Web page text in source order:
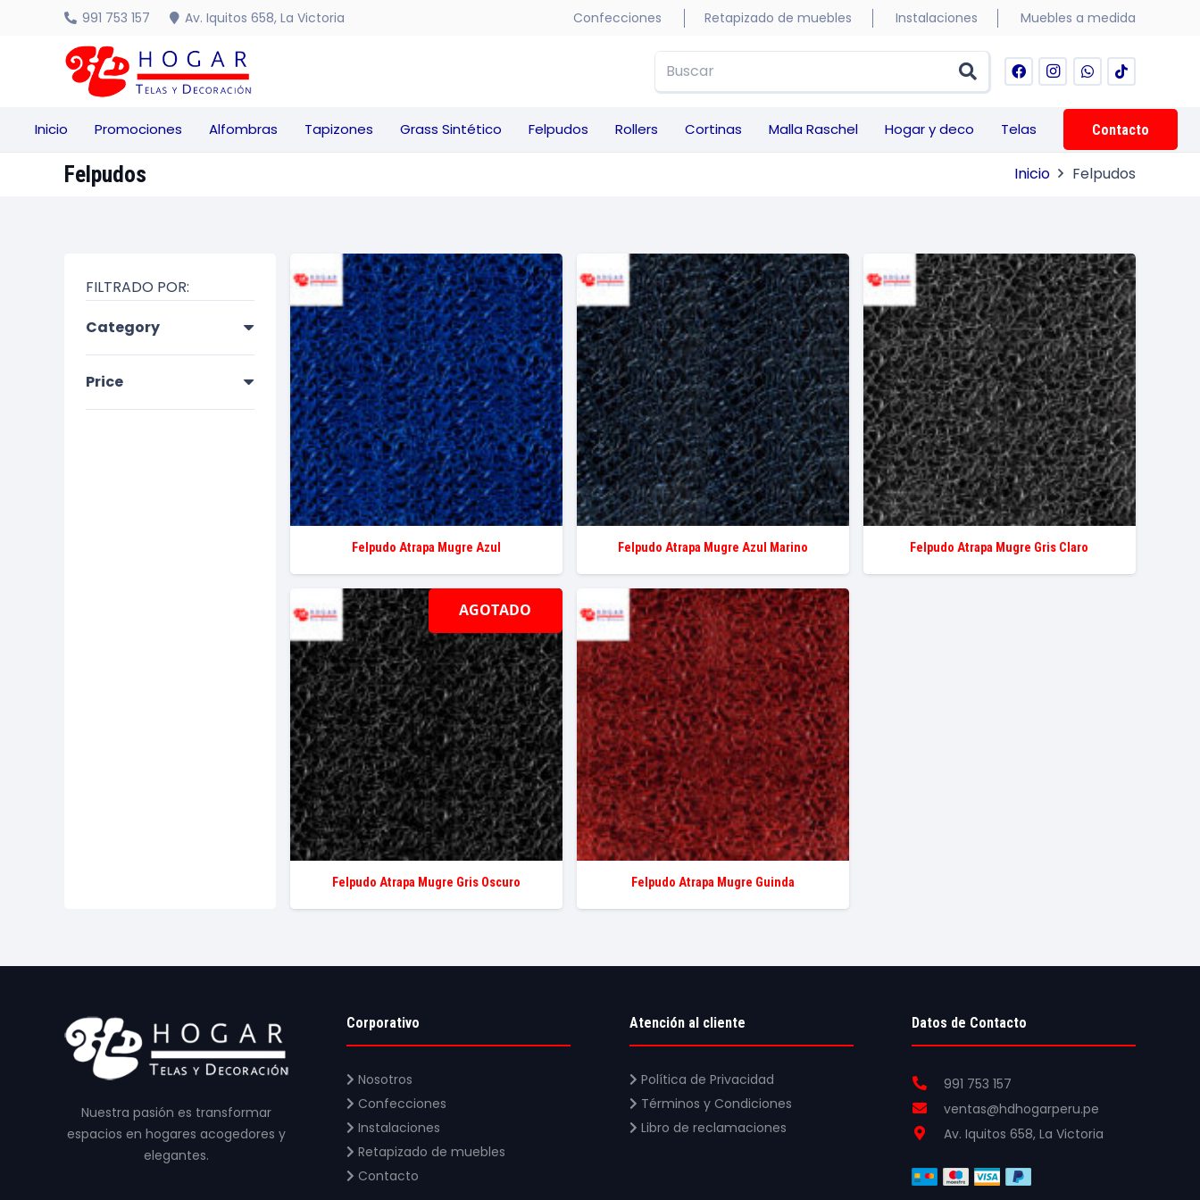
991 753 157 Av. Iquitos 658, La Victoria Confecciones Retapizado de muebles Instalaciones Muebles a medida
Inicio Promociones Alfombras Tapizones Grass Sintético Felpudos Rollers Cortinas Malla Raschel Hogar y deco Telas Contacto
Felpudos Inicio Felpudos
FILTRADO POR:
Category
Price
Felpudo Atrapa Mugre Azul Felpudo Atrapa Mugre Azul Marino Felpudo Atrapa Mugre Gris Claro
AGOTADO
Felpudo Atrapa Mugre Gris Oscuro Felpudo Atrapa Mugre Guinda
Nuestra pasión es transformar
espacios en hogares acogedores y
elegantes.
Corporativo
Nosotros
Confecciones
Instalaciones
Retapizado de muebles
Contacto
Atención al cliente
Política de Privacidad
Términos y Condiciones
Libro de reclamaciones
Datos de Contacto
991 753 157
ventas@hdhogarperu.pe
Av. Iquitos 658, La Victoria